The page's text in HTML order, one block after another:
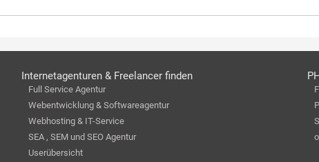
Internetagenturen & Freelancer finden
Full Service Agentur
Webentwicklung & Softwareagentur
Webhosting & IT-Service
SEA , SEM und SEO Agentur
Userübersicht